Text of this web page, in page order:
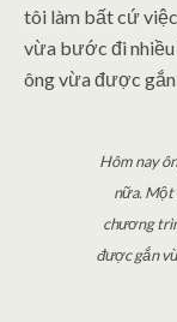
tôi làm bất cứ
vừa bước đi nhiều
ông vừa được gắn
Hôm nay
nữa. Một
chương
được gắn